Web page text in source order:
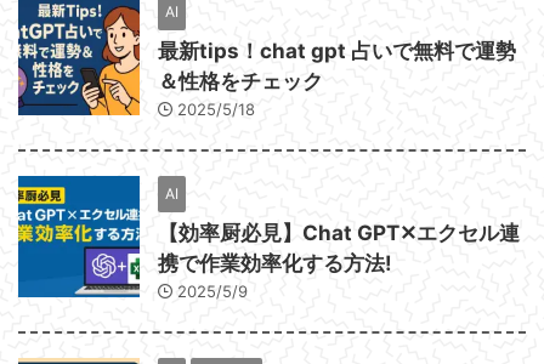
AI
最新tips！chat gpt 占いで無料で運勢
＆性格をチェック
2025/5/18
AI
【効率厨必見】Chat GPT✕エクセル連
携で作業効率化する方法!
2025/5/9